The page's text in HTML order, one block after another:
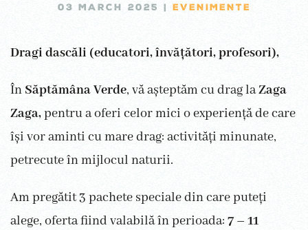
03 MARCH 2025 | EVENIMENTE
Dragi dascăli (educatori, învățători, profesori),
În Săptămâna Verde, vă așteptăm cu drag laZaga
Zaga,pentru a oferi celor mici o experiență de care
își vor aminti cu mare drag: activități minunate,
petrecute în mijlocul naturii.
Am pregătit 3 pachete speciale din care puteți
alege, oferta fiind valabilă în perioada: 7 – 11